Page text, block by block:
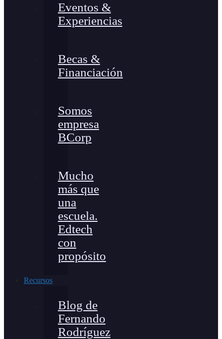
Eventos &
Experiencias
Becas &
Financiación
Somos
empresa
BCorp
Mucho
más que
una
escuela.
Edtech
con
propósito
Recursos
Blog de
Fernando
Rodríguez